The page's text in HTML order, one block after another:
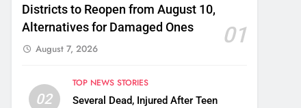
Districts to Reopen from August 10,
Alternatives for Damaged Ones
01
August 7, 2026
02
TOP NEWS STORIES
Several Dead, Injured After Teen